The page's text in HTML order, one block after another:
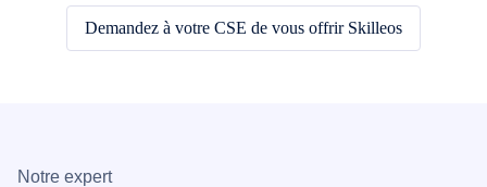
Demandez à votre CSE de vous offrir Skilleos
Notre expert